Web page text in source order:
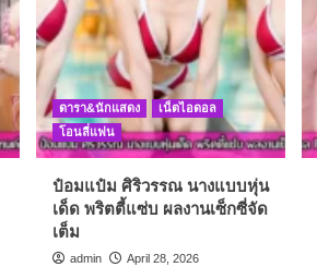
ดารา&นักแสดง
เน็ตไอดอล
โอนลี่แฟน
ป๋อมแป๋ม ศิริวรรณ นางแบบหุ่น
เด็ด พริตตี้แซ่บ ผลงานเซ็กซี่จัด
เต็ม
admin April 28, 2026